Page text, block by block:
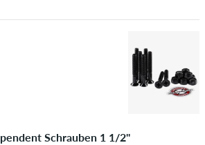
Schrauben 1 1/2''